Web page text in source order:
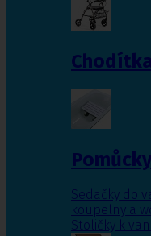
Sedačky do
koupelny a
Stoličky k